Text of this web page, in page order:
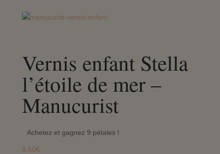
Vernis enfant Stella
l’étoile de mer –
Manucurist
Achetez et gagnez 9 pétales !
8.50€